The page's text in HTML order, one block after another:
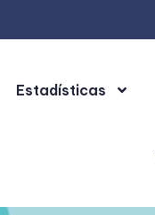
Estadísticas